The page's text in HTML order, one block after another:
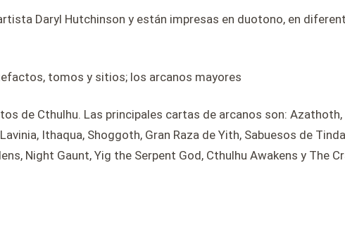
Daryl Hutchinson y están impresas en duotono, en
tomos y sitios; los arcanos mayores
de Cthulhu. Las principales cartas de arcanos son: Azathoth,
Ithaqua, Shoggoth, Gran Raza de Yith, Sabuesos de
Night Gaunt, Yig the Serpent God, Cthulhu Awakens y The